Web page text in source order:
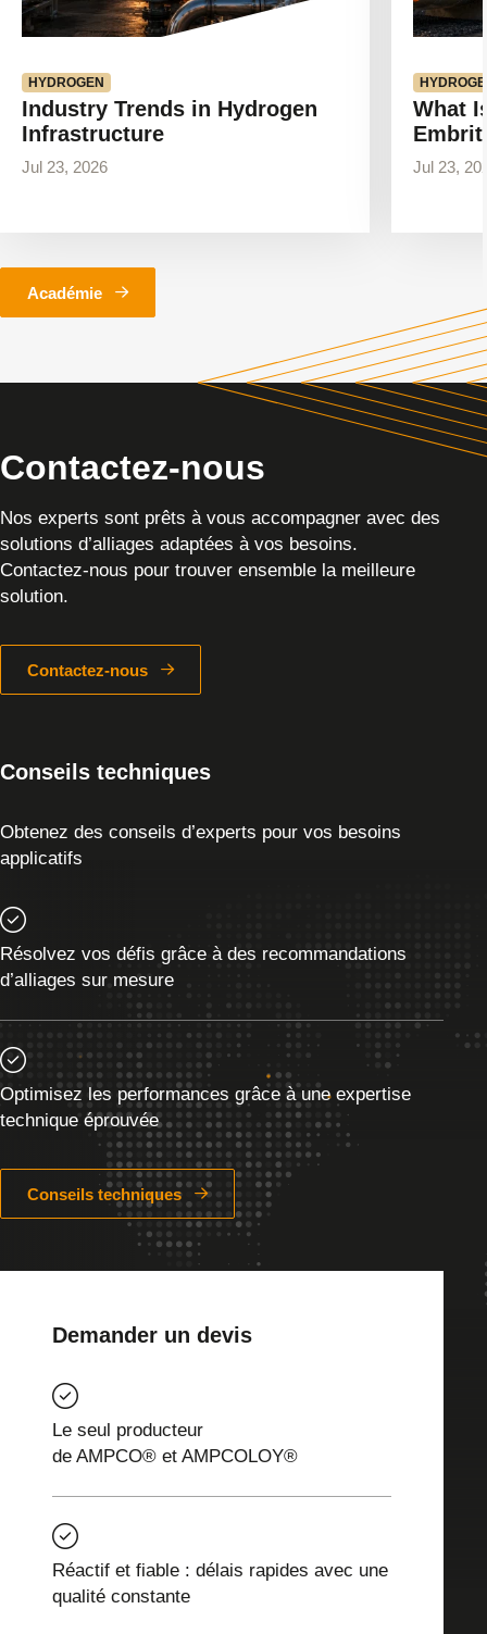
HYDROGEN
Industry Trends in Hydrogen
Infrastructure
Jul 23, 2026
What
Jul 23,
Académie
Contactez-nous
Nos experts sont prêts à vous accompagner avec des
solutions d’alliages adaptées à vos besoins.
Contactez-nous pour trouver ensemble la meilleure
solution.
Contactez-nous
Conseils techniques
Obtenez des conseils d’experts pour vos besoins
applicatifs
Résolvez vos défis grâce à des recommandations
d’alliages sur mesure
Optimisez les performances grâce à une expertise
technique éprouvée
Conseils techniques
Demander un devis
Le seul producteur
de AMPCO® et AMPCOLOY®
Réactif et fiable : délais rapides avec une
qualité constante